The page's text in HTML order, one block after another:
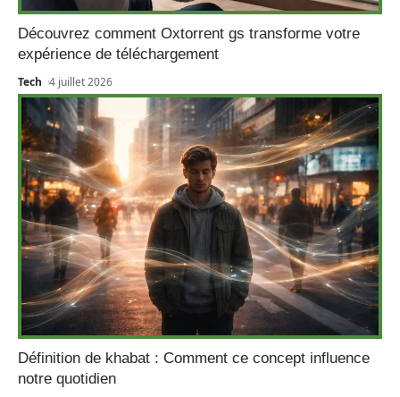
Découvrez comment Oxtorrent gs transforme votre
expérience de téléchargement
Tech 4 juillet 2026
Définition de khabat : Comment ce concept influence
notre quotidien